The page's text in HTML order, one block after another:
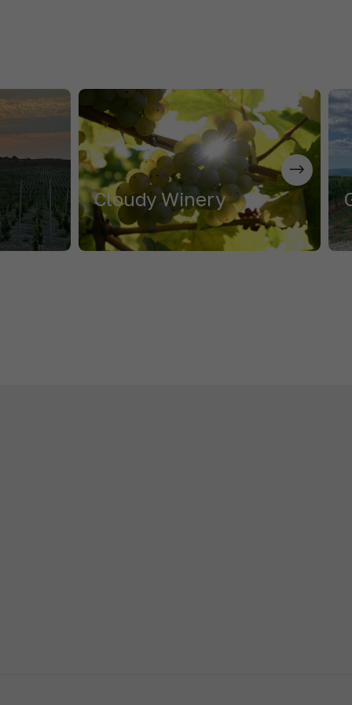
Cloudy Winery